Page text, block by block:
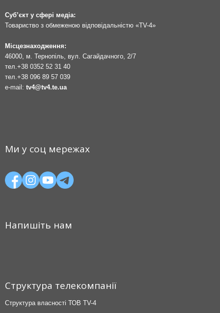
Суб’єкт у сфері медіа:
Товариство з обмеженою відповідальністю «TV-4»
Місцезнаходження:
46000, м. Тернопіль, вул. Сагайдачного, 2/7
тел. +38 0352 52 31 40
тел. +38 096 89 57 039
e-mail: tv4@tv4.te.ua
Ми у соц мережах
Напишіть нам
Структура телекомпанії
Структура власності ТОВ TV-4